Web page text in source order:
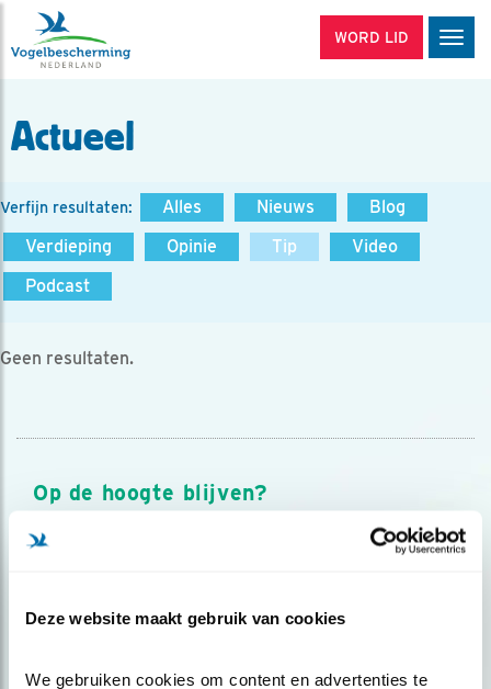
Deze website maakt gebruik van cookies
We gebruiken cookies om content en advertenties te
WORD LID
Actueel
Verfijn resultaten: Alles Nieuws
Blog
Verdieping
Opinie Tip
Video
Podcast
Geen resultaten.
Op de hoogte blijven?
Meld je aan en ontvang nieuws, inspiratie, acties en tips
over vogels en activiteiten van Vogelbescherming.